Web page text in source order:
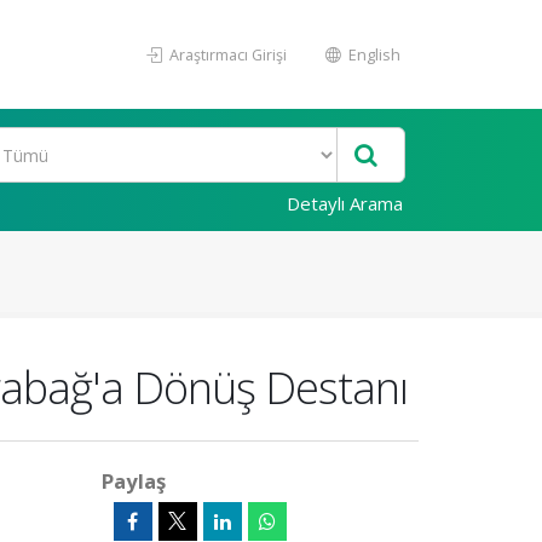
Araştırmacı Girişi English
Detaylı Arama
Dönüş Destanı
Paylaş